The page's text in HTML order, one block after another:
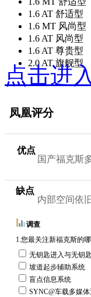
1.6 AT 舒适型
1.6 MT 风尚
1.6 AT 风尚型
1.6 AT 尊贵型
2.0 AT 旗舰型
点击进
凤凰评分
优点
国产福克斯
缺点
内部空间依
调查
1.您最关注新福克斯的
无钥匙进入与无钥
坡道起步辅助系统
盲点信息系统
SYNC@车载多媒